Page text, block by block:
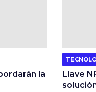
la
Llave